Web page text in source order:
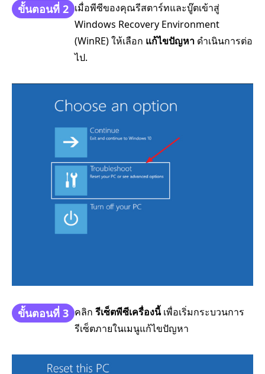
ขั้นตอนที่ 2 เมื่อพีซีของคุณรีสตาร์ทและบู๊ตเข้าสู่
Windows Recovery Environment
(WinRE) ให้เลือก แก้ไขปัญหา ดำเนินการต่อ
ไป.
ขั้นตอนที่ 3 คลิก รีเซ็ตพีซีเครื่องนี้เพื่อเริ่มกระบวนการ
รีเซ็ตภายในเมนูแก้ไขปัญหา